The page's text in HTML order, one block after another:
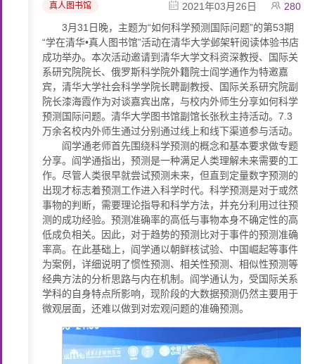
真人图书馆 280
2021年03月26日
3月31日晚，主题为“如何科学预测国际问题”的第53期
“学在清华•真人图书馆”活动在清华大学邺架轩阅读体验书店
成功举办。本次活动邀请到清华大学文科资深教授、国际关
系研究院院长、俄罗斯科学院外籍院士阎学通作为特邀嘉
宾，清华大学社会科学学院长聘副教授、国际关系研究院副
院长漆海霞作为对谈嘉宾出席，与校内外师生分享如何科学
预测国际问题。清华大学图书馆副馆长张秋主持活动。7.3
万余名校内外师生通过分别通过线上和线下渠道参与活动。
阎学通老师首先围绕科学预测的概念和基本要求做专题
分享。阎学通指出，预测是一种满足人类理解未来需要的工
作。尽管人类很早就尝试预测未来，但直到定量数字预测的
出现才标志着预测工作进入科学时代。科学预测是对于或然
事物的判断，需要理论指导和科学方法，并充分利用过往预
测的成功经验。预测准确率的高低与事物本身不确定性的高
低成负相关。因此，对于趋势的预测比对于事件的预测准确
率高。在此基础上，阎学通以朝鲜核试验、中国崛起等事件
为案例，详细说明了惯性预测、相关性预测、相似性预测等
经典方法的分析思路与内在机制。阎学通认为，受国际关系
学科的自身特点所影响，现阶段的大数据预测仍然主要用于
微观层面，还难以做到对宏观问题的准确预测。